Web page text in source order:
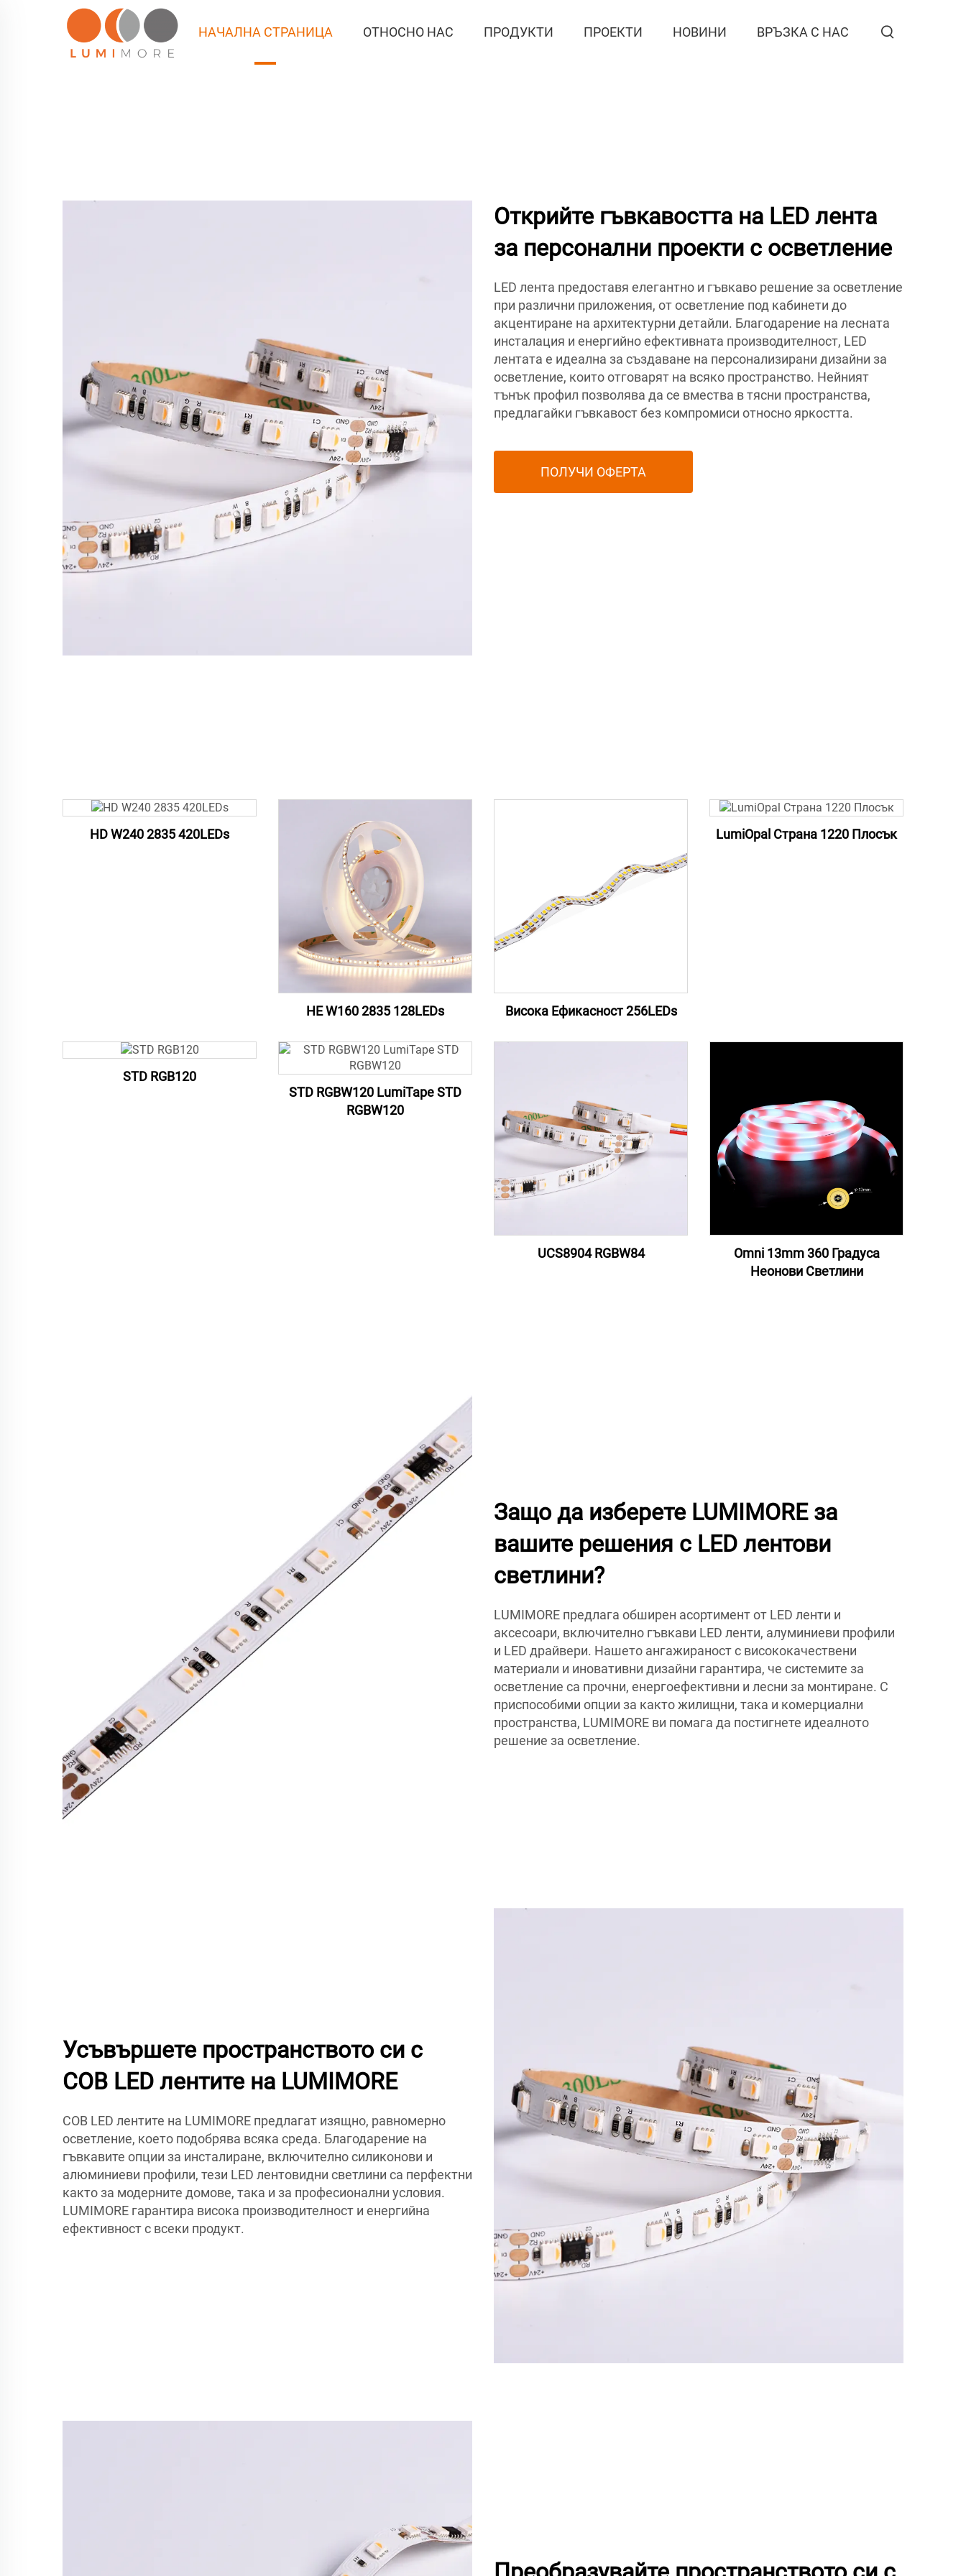
НАЧАЛНА СТРАНИЦА ОТНОСНО НАС ПРОДУКТИ ПРОЕКТИ НОВИНИ ВРЪЗКА С НАС
Открийте гъвкавостта на LED лента
за персонални проекти с осветление
LED лента предоставя елегантно и гъвкаво решение за осветление
при различни приложения, от осветление под кабинети до
акцентиране на архитектурни детайли. Благодарение на лесната
инсталация и енергийно ефективната производителност, LED
лентата е идеална за създаване на персонализирани дизайни за
осветление, които отговарят на всяко пространство. Нейният
тънък профил позволява да се вмества в тясни пространства,
предлагайки гъвкавост без компромиси относно яркостта.
ПОЛУЧИ ОФЕРТА
HD W240 2835 420LEDs
HE W160 2835 128LEDs Висока Ефикасност 256LEDs
LumiOpal Страна 1220 Плосък
STD RGB120
STD RGBW120 LumiTape STD
RGBW120
UCS8904 RGBW84
Omni 13mm 360 Градуса
Неонови Светлини
Защо да изберете LUMIMORE за
вашите решения с LED лентови
светлини?
LUMIMORE предлага обширен асортимент от LED ленти и
аксесоари, включително гъвкави LED ленти, алуминиеви профили
и LED драйвери. Нашето ангажираност с висококачествени
материали и иновативни дизайни гарантира, че системите за
осветление са прочни, енергоефективни и лесни за монтиране. С
приспособими опции за както жилищни, така и комерциални
пространства, LUMIMORE ви помага да постигнете идеалното
решение за осветление.
Усъвършете пространството си с
COB LED лентите на LUMIMORE
COB LED лентите на LUMIMORE предлагат изящно, равномерно
осветление, което подобрява всяка среда. Благодарение на
гъвкавите опции за инсталиране, включително силиконови и
алюминиеви профили, тези LED лентовидни светлини са перфектни
както за модерните домове, така и за професионални условия.
LUMIMORE гарантира висока производителност и енергийна
ефективност с всеки продукт.